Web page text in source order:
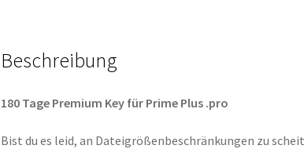
Beschreibung
180 Tage Premium Key für Prime Plus .pro
Bist du es leid, an Dateigrößenbeschränkungen zu